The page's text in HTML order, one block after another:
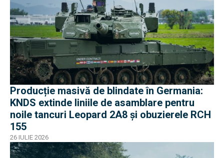
Producție masivă de blindate în Germania:
KNDS extinde liniile de asamblare pentru
noile tancuri Leopard 2A8 și obuzierele RCH
155
26 IULIE 2026